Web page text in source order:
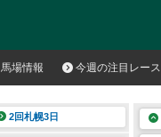
馬場情報 今週の注目レース
2回札幌3日